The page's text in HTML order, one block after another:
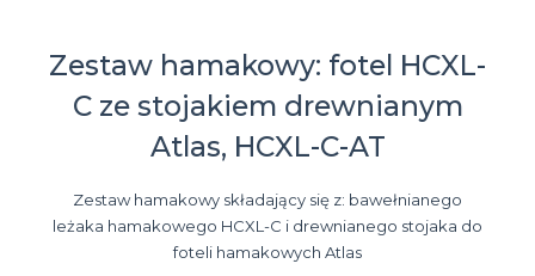
Zestaw hamakowy: fotel HCXL-
C ze stojakiem drewnianym
Atlas, HCXL-C-AT
Zestaw hamakowy składający się z: bawełnianego
leżaka hamakowego HCXL-C i drewnianego stojaka do
foteli hamakowych Atlas